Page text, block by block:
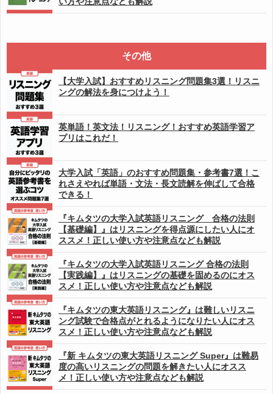
その他
【大学入試】おすすめリスニング問題集3選！リスニ
ングの解法を身につけよう！
英単語！英文法！リスニング！おすすめ英語学習ア
プリはこれだ！
大学入試「英語」のおすすめ問題集・参考書7選！こ
れさえやれば単語・文法・長文読解を伸ばして合格
できる！
『キムタツの大学入試英語リスニング 合格の法則
【基礎編】』はリスニングを得点源にしたい人にオ
ススメ！正しい使い方や注意点なども解説
『キムタツの大学入試英語リスニング 合格の法則
【実践編】』はリスニングの基礎を固めるのにオス
スメ！正しい使い方や注意点なども解説
『キムタツの東大英語リスニング』は難しいリスニ
ング試験で合格点がとれるようになりたい人にオス
スメ！正しい使い方や注意点なども解説
『新 キムタツの東大英語リスニング Super』は難易
度の高いリスニングの問題を解きたい人にオスス
メ！正しい使い方や注意点なども解説